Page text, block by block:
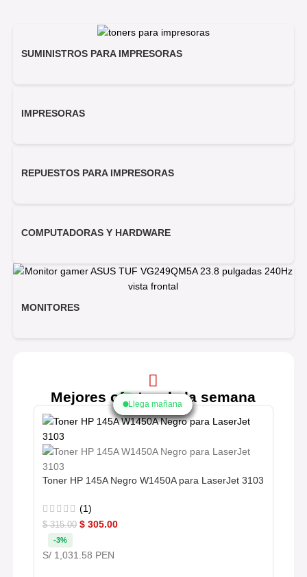
SUMINISTROS PARA IMPRESORAS
IMPRESORAS
REPUESTOS PARA IMPRESORAS
COMPUTADORAS Y HARDWARE
MONITORES
Mejores ofertas de la semana
Toner HP 145A Negro W1450A para LaserJet 3103
(1)
$315.00 $ 305.00
-3%
S/ 1,031.58 PEN
Llega mañana
Llega mañana
Llega mañana
Llega mañana
Llega mañana
Llega mañana
Llega mañana
Llega mañana
Llega mañana